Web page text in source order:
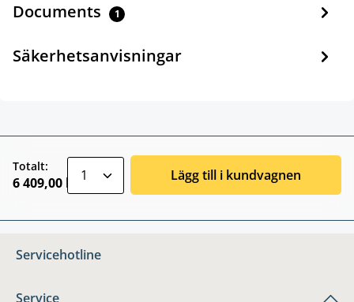
Documents 1
Säkerhetsanvisningar
Totalt:
6 409,00 kr Lägg till i kundvagnen
Servicehotline
Service